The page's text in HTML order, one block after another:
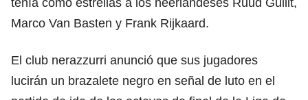
Marco Van Basten y Frank Rijkaard.
El club nerazzurri anunció que sus jugadores
lucirán un brazalete negro en señal de luto en el